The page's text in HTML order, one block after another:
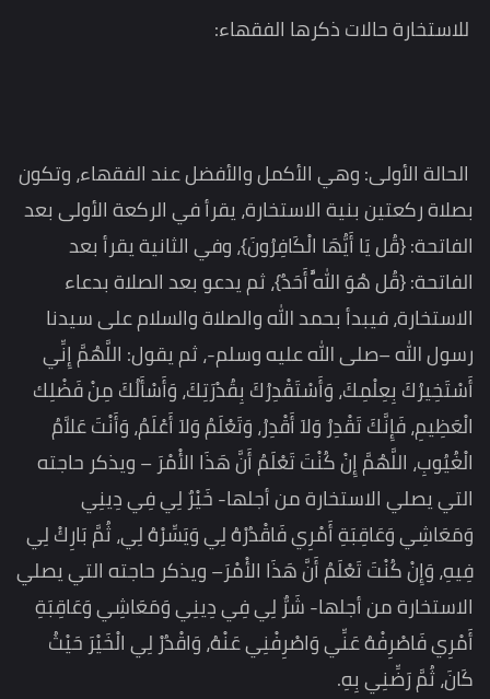
للاستخارة حالات ذكرها الفقهاء:
الحالة الأولى: وهي الأكمل والأفضل عند الفقهاء، وتكون
بصلاة ركعتين بنية الاستخارة، يقرأ في الركعة الأولى بعد
الفاتحة: {قُل يَا أَيُّهَا الْكَافِرُونَ}، وفي الثانية يقرأ بعد
الفاتحة: {قُل هُوَ اللَّهُ أَحَدٌ}، ثم يدعو بعد الصلاة بدعاء
الاستخارة، فيبدأ بحمد الله والصلاة والسلام على سيدنا
رسول الله –صلى الله عليه وسلم-، ثم يقول: اللَّهُمَّ إِنِّي
أَسْتَخِيرُكَ بِعِلْمِكَ، وَأَسْتَقْدِرُكَ بِقُدْرَتِكَ، وَأَسْأَلُكَ مِنْ فَضْلِك
الْعَظِيمِ، فَإِنَّكَ تَقْدِرُ وَلاَ أَقْدِرُ، وَتَعْلَمُ وَلاَ أَعْلَمُ، وَأَنْتَ عَلاَّمُ
الْغُيُوبِ، اللَّهُمَّ إِنْ كُنْتَ تَعْلَمُ أَنَّ هَذَا الأْمْرَ – ويذكر حاجته
التي يصلي الاستخارة من أجلها- خَيْرٌ لِي فِي دِينِي
وَمَعَاشِي وَعَاقِبَةِ أَمْرِي فَاقْدُرْهُ لِي وَيَسِّرْهُ لِي، ثُمَّ بَارِكْ لِي
فِيهِ، وَإِنْ كُنْتَ تَعْلَمُ أَنَّ هَذَا الأْمْرَ– ويذكر حاجته التي يصلي
الاستخارة من أجلها- شَرٌّ لِي فِي دِينِي وَمَعَاشِي وَعَاقِبَةِ
أَمْرِي فَاصْرِفْهُ عَنِّي وَاصْرِفْنِي عَنْهُ، وَاقْدُرْ لِي الْخَيْرَ حَيْثُ
كَانَ، ثُمَّ رَضِّنِي بِهِ.